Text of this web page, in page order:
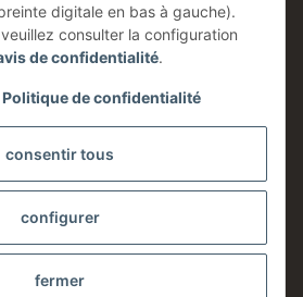
consentir tous
configurer
fermer
digitale en bas à gauche).
consulter la configuration
de confidentialité.
Politique de confidentialité
hors taxes,